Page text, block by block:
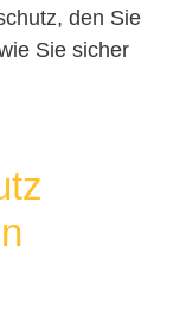
den Sie
Sie sicher